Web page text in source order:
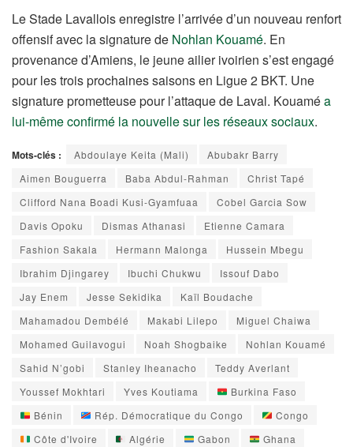
Le Stade Lavallois enregistre l’arrivée d’un nouveau renfort
offensif avec la signature de Nohlan Kouamé. En
provenance d’Amiens, le jeune ailier ivoirien s’est engagé
pour les trois prochaines saisons en Ligue 2 BKT. Une
signature prometteuse pour l’attaque de Laval. Kouaméa
lui-même confirmé la nouvelle sur les réseaux sociaux.
Mots-clés : Abdoulaye Keita (Mali)
Abubakr Barry
Aimen Bouguerra
Baba Abdul-Rahman
Christ Tapé
Clifford Nana Boadi Kusi-Gyamfuaa
Cobel Garcia Sow
Davis Opoku
Dismas Athanasi
Etienne Camara
Fashion Sakala
Hermann Malonga
Hussein Mbegu
Ibrahim Djingarey
Ibuchi Chukwu
Issouf Dabo
Jay Enem
Jesse Sekidika
Kaïl Boudache
Mahamadou Dembélé
Makabi Lilepo
Miguel Chaiwa
Mohamed Guilavogui
Noah Shogbaike
Nohlan Kouamé
Sahid N’gobi
Stanley Iheanacho
Teddy Averlant
Youssef Mokhtari
Yves Koutiama
Burkina Faso
Bénin
Rép. Démocratique du Congo
Congo
Côte d'Ivoire
Algérie Gabon
Ghana